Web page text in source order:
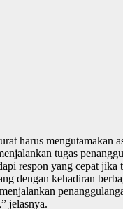
harus mengutamakan
tugas
respon yang cepat jika
dengan kehadiran
jelasnya.